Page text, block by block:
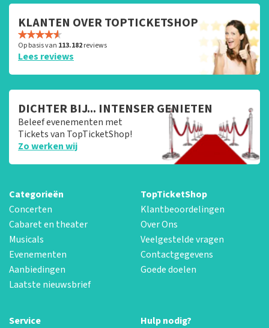
KLANTEN OVER TOPTICKETSHOP
Op basis van 113.182reviews
Lees reviews
DICHTER BIJ... INTENSER GENIETEN
Beleef evenementen met
Tickets van TopTicketShop!
Zo werken wij
Categorieën
Concerten
Cabaret en theater
Musicals
Evenementen
Aanbiedingen
Laatste nieuwsbrief
TopTicketShop
Klantbeoordelingen
Over Ons
Veelgestelde vragen
Contactgegevens
Goede doelen
Service
Hulp nodig?